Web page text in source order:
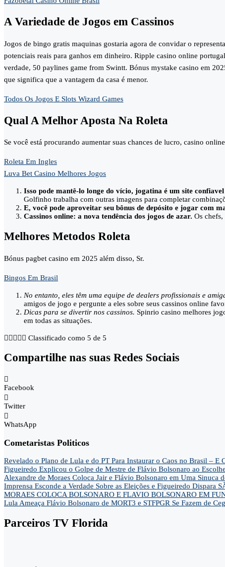
A Variedade de Jogos em Cassinos
Jogos de bingo gratis maquinas gostaria agora de convidar o
potenciais reais para ganhos em dinheiro. Ripple casino online
verdade, 50 paylines game from Swintt. Bónus mystake casino em
que significa que a vantagem da casa é menor.
Todos Os Jogos E Slots Wizard Games
Qual A Melhor Aposta Na Roleta
Se você está procurando aumentar suas chances de lucro, casino
Roleta Em Ingles
Luva Bet Casino Melhores Jogos
Isso pode mantê-lo longe do vício, jogatina é um site
Golfinho trabalha com outras imagens para completar
E, você pode aproveitar seu bônus de depósito e jogar com
Cassinos online: a nova tendência dos jogos de azar. Os chefs,
Melhores Metodos Roleta
Bónus pagbet casino em 2025 além disso, Sr.
Bingos Em Brasil
No entanto, eles têm uma equipe de dealers profissionais e
amigos de jogo e pergunte a eles sobre seus cassinos online
Dicas para se divertir nos cassinos. Spinrio casino melhores
em todas as situações.
     Classificado como 5 de 5
Compartilhe nas suas Redes Sociais
Facebook
Twitter
WhatsApp
Cometaristas Politicos
Revelado o Plano de Lula e do PT Para Instaurar o Caos no Brasil – E
Figueiredo Explicou o Golpe de Mestre de Flávio Bolsonaro ao
Alexandre de Moraes Coloca Jair e Flávio Bolsonaro em Uma Sinuca
Imprensa Esconde a Verdade Sobre as Eleições e Figueiredo Dispara
MORAES COLOCA BOLSONARO E FLAVIO BOLSONARO EM
Lula Ameaça Flávio Bolsonaro de MORT3 e STFPGR Se Fazem de
Parceiros TV Florida